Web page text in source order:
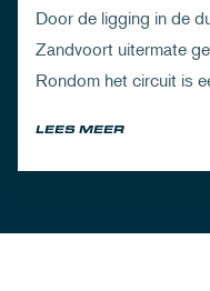
Door de ligging in de
Zandvoort uitermate
Rondom het circuit is
LEES MEER